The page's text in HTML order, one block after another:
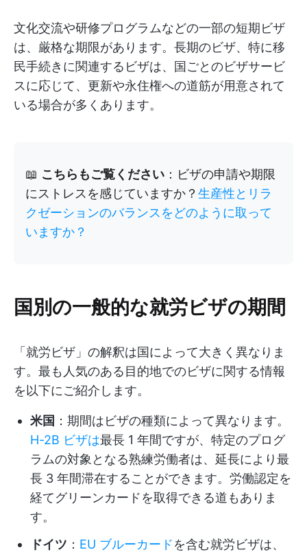
文化交流や研修プログラムなどの一部の短期ビザ
は、厳格な期限があります。長期のビザ、特に移
民手続きに関連するビザは、国ごとのビザサービ
スに応じて、更新や永住権への道筋が用意されて
いる場合が多くあります。
📖 こちらもご覧ください ：ビザの申請や期限
にストレスを感じていますか？ 生産性とリラ
クゼーションのバランスをどのように取って
いますか？
国別の一般的な就労ビザの期間
「就労ビザ」の解釈は国によって大きく異なりま
す。最も人気のある目的地でのビザに関する情報
を以下にご紹介します。
米国 ：期間はビザの種類によって異なります。
H-2B ビザは最長 1 年間ですが、特定のプログ
ラムの対象となる熟練労働者は、延長により最
長 3 年間滞在することができます。労働認定を
経てグリーンカードを取得できる道もありま
す。
ドイツ ： EU ブルーカードを含む就労ビザは、